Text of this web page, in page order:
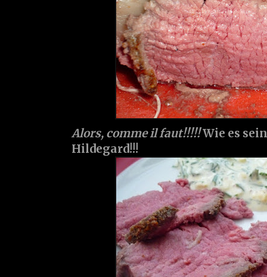
Alors, comme il faut!!!!!Wie es
Hildegard!!!